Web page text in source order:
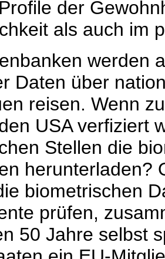
der
als auch im
werden
Daten über
reisen. Wenn
USA verfiziert
Stellen die
herunterladen?
biometrischen
prüfen,
50 Jahre selbst